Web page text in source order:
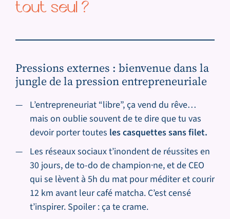
tout seul ?
Pressions externes : bienvenue dans la
jungle de la pression entrepreneuriale
L’entrepreneuriat “libre”, ça vend du rêve…
mais on oublie souvent de te dire que tu vas
devoir porter toutes les casquettes sans filet.
Les réseaux sociaux t’inondent de réussites en
30 jours, de to-do de champion·ne, et de CEO
qui se lèvent à 5h du mat pour méditer et courir
12 km avant leur café matcha. C’est censé
t’inspirer. Spoiler : ça te crame.